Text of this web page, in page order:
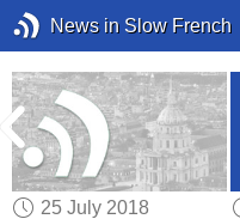
News in Slow French
25 July 2018